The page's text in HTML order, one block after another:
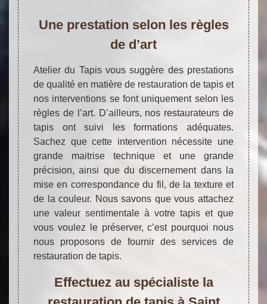
Une prestation selon les règles
de d’art
Atelier du Tapis vous suggère des prestations
de qualité en matière de restauration de tapis et
nos interventions se font uniquement selon les
règles de l’art. D’ailleurs, nos restaurateurs de
tapis ont suivi les formations adéquates.
Sachez que cette intervention nécessite une
grande maitrise technique et une grande
précision, ainsi que du discernement dans la
mise en correspondance du fil, de la texture et
de la couleur. Nous savons que vous attachez
une valeur sentimentale à votre tapis et que
vous voulez le préserver, c’est pourquoi nous
nous proposons de fournir des services de
restauration de tapis.
Effectuez au spécialiste la